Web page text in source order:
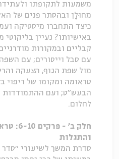
משמעות לתקופתו
מחוּלָן ובהסתר פנים של
כיצד התחברו מיסטיקה
באישיותו? נעיין בליקוטי
קבליים ובמקורות
עם סבל וייסורים; עם
מול שפת הגוף, הצעקה
טראומה ומקומו של ריפוי
הבעש"ט; ועם ההתמודדות
לחלום.
חלק ב' -
והתגלות
סדרת המשך לשיעורי ״סדר